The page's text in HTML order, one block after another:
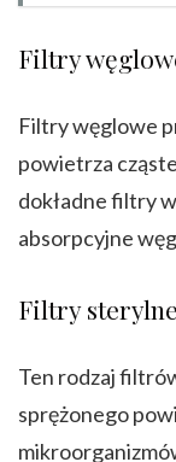
Filtry
Filtry węglowe
powietrza
dokładne filtry
absorpcyjne
Filtry sterylne
Ten rodzaj
sprężonego